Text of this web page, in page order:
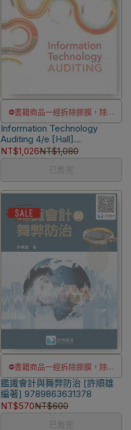
⛔書籍商品一經拆除膠膜，除非
瑕疵換書不提供退貨與退款
✅訂購數量5本以上另有優惠，請
洽LINE客服訂購
Information Technology
Auditing 4/e [Hall]
9781133949886
NT$1,026NT$1,080
已售完
⛔書籍商品一經拆除膠膜，除非
瑕疵換書不提供退貨與退款
✅訂購數量5本以上另有優惠，請
洽LINE客服訂購
鑑識會計與舞弊防治 [許順雄
編著] 9789863631378
NT$570NT$600
已售完